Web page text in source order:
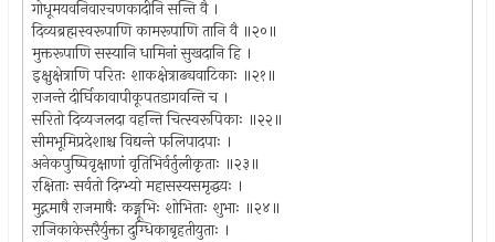
गोधूमयवनिवारचणकादीनि सन्ति वै ।
दिव्यब्रह्मस्वरूपाणि कामरूपाणि तानि वै ॥२०॥
मुक्तरूपाणि सस्यानि धामिनां सुखदानि हि ।
इक्षुक्षेत्राणि परितः शाकक्षेत्राढ्यवाटिकाः ॥२१॥
राजन्ते दीर्घिकावापीकूपतडागवन्ति च ।
सरितो दिव्यजलदा वहन्ति चित्स्वरूपिकाः ॥२२॥
सीमभूमिप्रदेशाश्च विद्यन्ते फलिपादपाः ।
अनेकपुष्पिवृक्षाणां वृतिभिर्वर्तुलीकृताः ॥२३॥
रक्षिताः सर्वतो दिग्भ्यो महासस्यसमृद्धयः ।
मुद्गमाषै राजमाषैः कङ्गूभिः शोभिताः शुभाः ॥२४॥
राजिकाकेसरैर्युक्ता दुग्धिकाबृहतीयुताः ।